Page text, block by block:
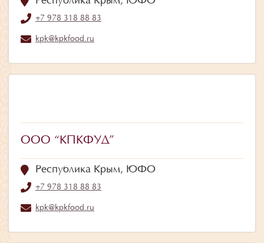
+7 978 318 88 83
kpk@kpkfood.ru
ООО “КПКФУД”
Республика Крым, ЮФО
+7 978 318 88 83
kpk@kpkfood.ru